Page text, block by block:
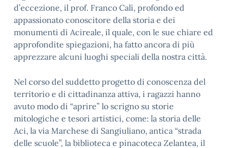
d’eccezione, il prof. Franco Calì, profondo ed
appassionato conoscitore della storia e dei
monumenti di Acireale, il quale, con le sue chiare ed
approfondite spiegazioni, ha fatto ancora di più
apprezzare alcuni luoghi speciali della nostra città.
Nel corso del suddetto progetto di conoscenza del
territorio e di cittadinanza attiva, i ragazzi hanno
avuto modo di “aprire” lo scrigno su storie
mitologiche e tesori artistici, come: la storia delle
Aci, la via Marchese di Sangiuliano, antica “strada
delle scuole”, la biblioteca e pinacoteca Zelantea, il